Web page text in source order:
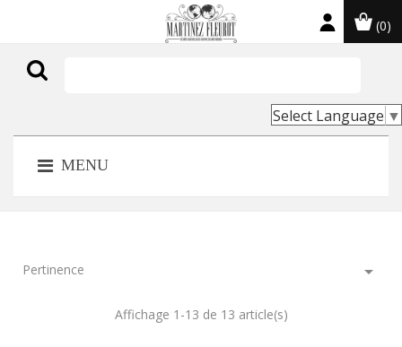
(0)
Select Language ▼
MENU
Pertinence 
Affichage 1-13 de 13 article(s)